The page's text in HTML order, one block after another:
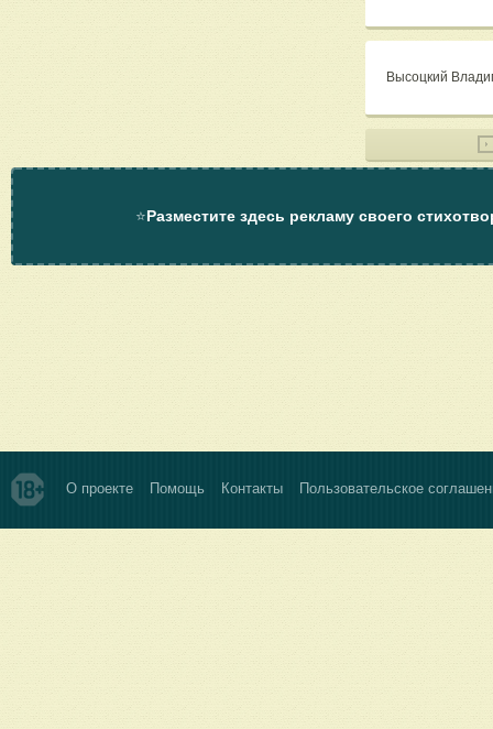
Высоцкий
⭐Разместите здесь рекламу своего
О проекте Помощь Контакты Пользовательское